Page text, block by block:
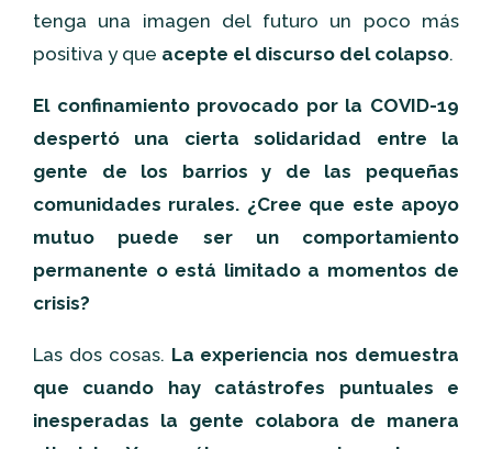
tenga una imagen del futuro un poco más
positiva y que acepte el discurso del colapso.
El confinamiento provocado por la COVID-19
despertó una cierta solidaridad entre la
gente de los barrios y de las pequeñas
comunidades rurales. ¿Cree que este apoyo
mutuo puede ser un comportamiento
permanente o está limitado a momentos de
crisis?
Las dos cosas. La experiencia nos demuestra
que cuando hay catástrofes puntuales e
inesperadas la gente colabora de manera